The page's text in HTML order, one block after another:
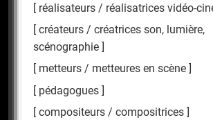
réalisateurs / réalisatrices vidéo-
créateurs / créatrices son, lumière,
scénographie
metteurs / metteures en scène
pédagogues
compositeurs / compositrices